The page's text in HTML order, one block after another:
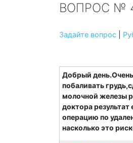
ВОПРОС №
Задайте вопрос
Добрый
побаливать
молочной железы
доктора
операцию по
насколько это